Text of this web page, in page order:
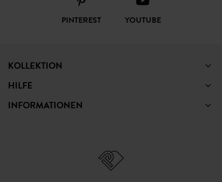
PINTEREST YOUTUBE
KOLLEKTION
HILFE
INFORMATIONEN